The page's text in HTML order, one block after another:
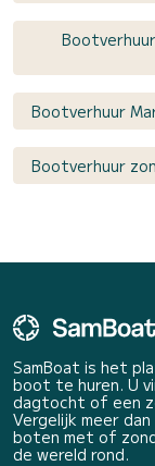
Bootverhuur
Bootverhuur
SamBoat is het
boot te huren. U
dagtocht of een
Vergelijk meer
boten met of
de wereld rond.